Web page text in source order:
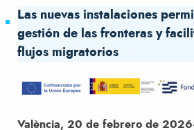
Las nuevas instalaciones
gestión de las fronteras y
flujos migratorios
València, 20 de febrero de